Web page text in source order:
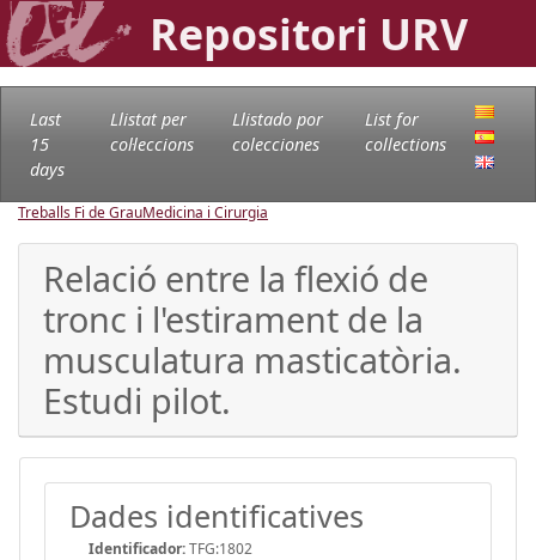
Repositori URV
Last
15
days
Llistat per
col·leccions
Llistado por
colecciones
List for
collections
Treballs Fi de GrauMedicina i Cirurgia
Relació entre la flexió de
tronc i l'estirament de la
musculatura masticatòria.
Estudi pilot.
Dades identificatives
Identificador:TFG:1802